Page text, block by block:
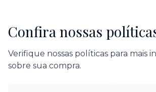
Confira nossas
Verifique nossas políticas para mais
sobre sua compra.